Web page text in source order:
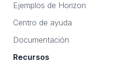
Ejemplos de Horizon
Centro de ayuda
Documentación
Recursos